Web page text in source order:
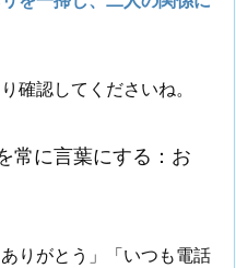
確認してくださいね。
常に言葉にする ：お
りがとう」「いつも電話